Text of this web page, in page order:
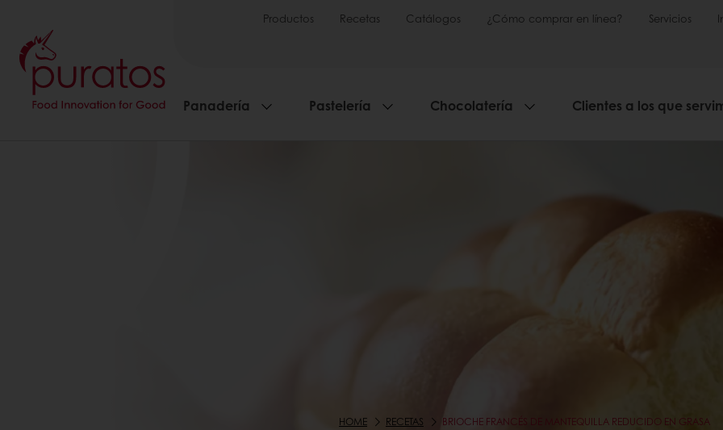
Productos Recetas Catálogos ¿Cómo comprar en línea? Servicios
Panadería Pastelería Chocolatería Clientes a los que
HOME RECETAS BRIOCHE FRANCÉS DE MANTEQUILLA REDUCIDO EN GRASA